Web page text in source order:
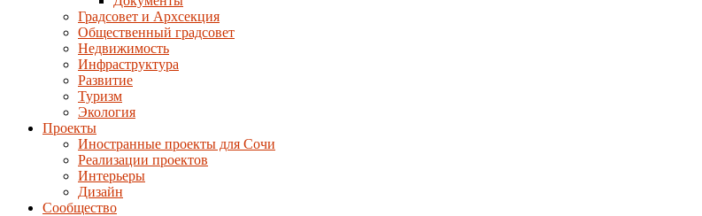
Градсовет и Архсекция
Общественный градсовет
Недвижимость
Инфраструктура
Развитие
Туризм
Экология
Проекты
Иностранные проекты для Сочи
Реализации проектов
Интерьеры
Дизайн
Сообщество